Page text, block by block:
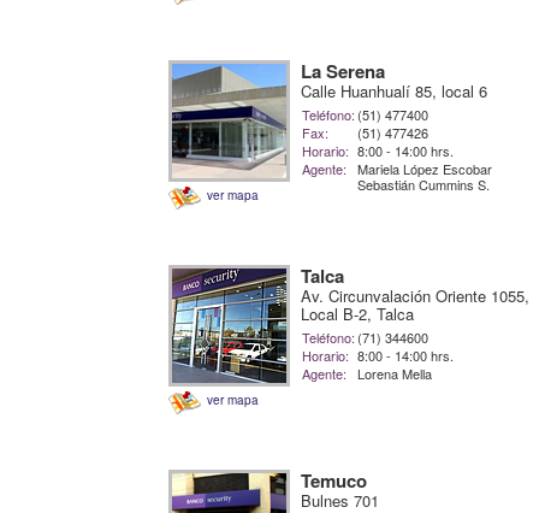
ver mapa
La Serena
Calle Huanhualí 85, local 6
Teléfono: (51) 477400
Fax:
(51) 477426
Horario: 8:00 - 14:00 hrs.
Agente:
Mariela López Escobar
Sebastián Cummins S.
ver mapa
Talca
Av. Circunvalación Oriente 1055,
Local B-2, Talca
Teléfono: (71) 344600
Horario: 8:00 - 14:00 hrs.
Agente:
Lorena Mella
Temuco
Bulnes 701